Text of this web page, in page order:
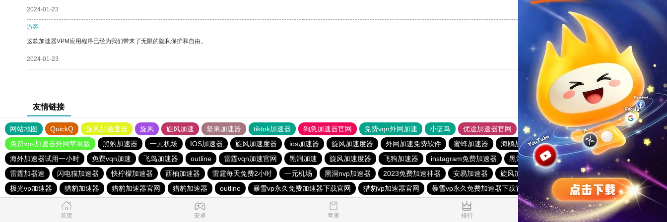
2024-01-23 反对
游客
这款加速器VPM应用程序已经为我们带来了无限的隐私保护和自由。
2024-01-23 反对[0]
友情链接
网站地图 QuickQ 旋风加速度器 旋风 旋风加速 坚果加速器 tiktok加速器 狗急加速器官网 免费vqn外网加速 小蓝鸟 优途加速器官网 风驰加速器 旋风加速器
八戒看书
免费vps加速器外网苹果版
黑豹加速器 一元机场 IOS加速器 旋风加速度器 ios加速器 旋风加速度器 外网加速免费软件 蜜蜂加速器 海鸥加速器
酷通加速器官网
海外加速器试用一小时
免费vqn加速 飞鸟加速器 outline 雷霆vqn加速官网 黑洞加速 旋风加速度器 飞狗加速器 instagram免费加速器 黑洞vp永久加速器
快连加速器app
雷霆加器速
闪电猫加速器 快柠檬加速器 西柚加速器 雷霆每天免费2小时 一元机场 黑洞nvp加速器 2023免费加速神器 安易加速器 旋风加速度器 飞鱼加速器
黑洞永久加速器
极光vp加速器
猎豹加速器 猎豹加速器官网 猎豹加速器 outline 暴雪vp永久免费加速器下载官网 猎豹vp加速器官网 暴雪vp永久免费加速器下载官网 黑洞加速官网
首页 安卓 苹果 排行 推荐